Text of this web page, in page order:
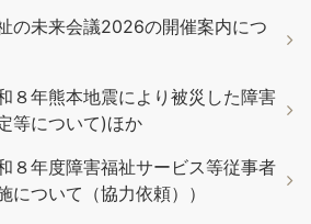
の未来会議2026の開催案内につ
８年熊本地震により被災した障害
等について)ほか
８年度障害福祉サービス等従事者
について（協力依頼））